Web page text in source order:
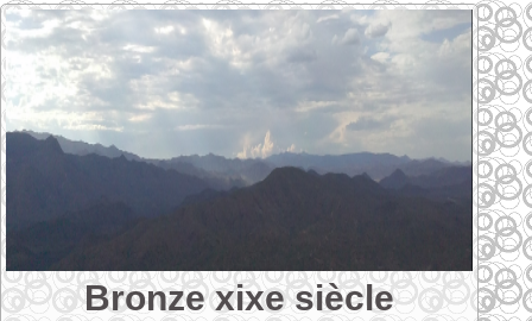
Bronze xixe siècle